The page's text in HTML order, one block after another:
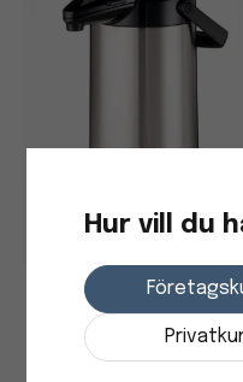
Pumptermos Bonamat
Furento 2,2L silver
Hur vill du